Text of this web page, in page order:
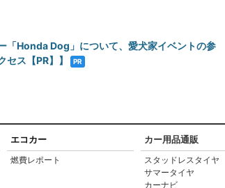
「Honda Dog」について、愛犬家イベントの参
セス【PR】】
PR
エコカー
燃費レポート
カー用品通販
スタッドレスタイヤ
サマータイヤ
カーナビ